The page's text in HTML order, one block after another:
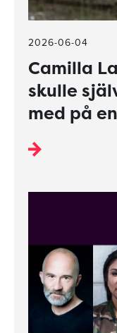
2026-06-04
Camilla
skulle
med på